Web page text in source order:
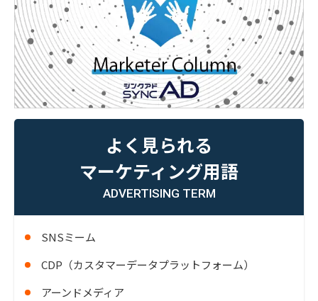
よく見られる
マーケティング用語
ADVERTISING TERM
SNSミーム
CDP（カスタマーデータプラットフォーム）
アーンドメディア